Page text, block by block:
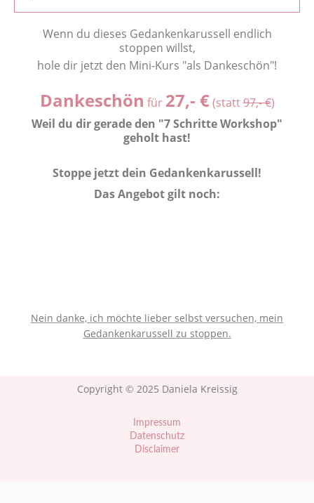
Wenn du dieses Gedankenkarussell endlich
stoppen willst,
hole dir jetzt den Mini-Kurs "als Dankeschön"!
Dankeschön für 27,- € (statt97,- €)
Weil du dir gerade den "7 Schritte Workshop"
geholt hast!
Stoppe jetzt dein Gedankenkarussell!
Das Angebot gilt noch:
Nein danke, ich möchte lieber selbst versuchen, mein
Gedankenkarussell zu stoppen.
Copyright © 2025 Daniela Kreissig
Impressum
Datenschutz
Disclaimer